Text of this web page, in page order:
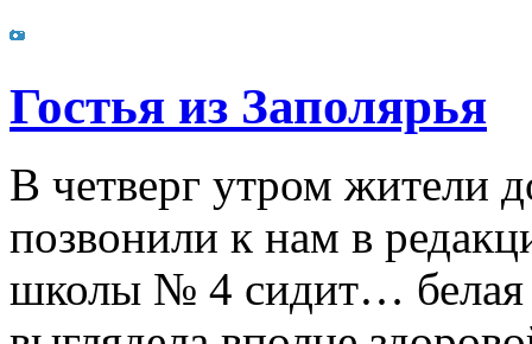
Гостья из Заполярья
В четверг утром жители
позвонили к нам в
школы № 4 сидит… белая